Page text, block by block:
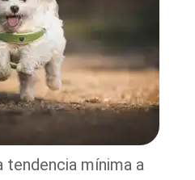
tendencia mínima a